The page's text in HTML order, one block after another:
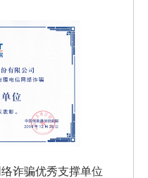
诈骗优秀支撑单位